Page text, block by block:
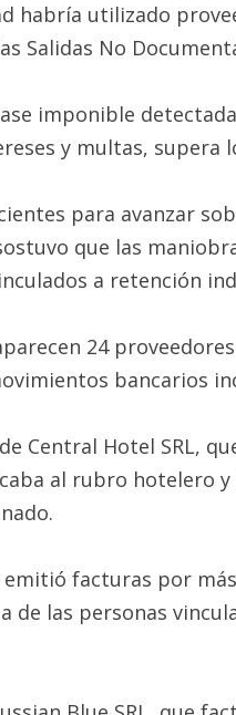
habría utilizado
Salidas No
imponible
y multas, supera
para avanzar
que las
a retención
24
bancarios
Central Hotel SRL,
al rubro hotelero
facturas por
de las personas